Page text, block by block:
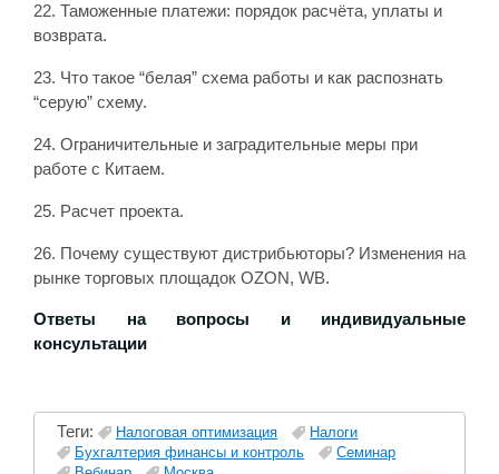
22. Таможенные платежи: порядок расчёта, уплаты и
возврата.
23. Что такое “белая” схема работы и как распознать
“серую” схему.
24. Ограничительные и заградительные меры при
работе с Китаем.
25. Расчет проекта.
26. Почему существуют дистрибьюторы? Изменения на
рынке торговых площадок OZON, WB.
Ответы на вопросы и индивидуальные
консультации
Теги: Налоговая оптимизация
Налоги
Бухгалтерия финансы и контроль
Семинар